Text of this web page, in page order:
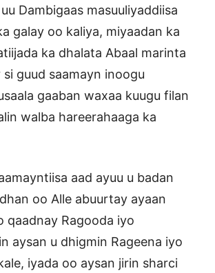
Dambigaas masuuliyaddiisa
galay oo kaliya, miyaadan ka
ka dhalata Abaal marinta
si guud saamayn inoogu
gaaban waxaa kuugu filan
walba hareerahaaga ka
aad ayuu u badan
oo Alle abuurtay ayaan
qaadnay Ragooda iyo
aysan u dhigmin Rageena iyo
iyada oo aysan jirin sharci